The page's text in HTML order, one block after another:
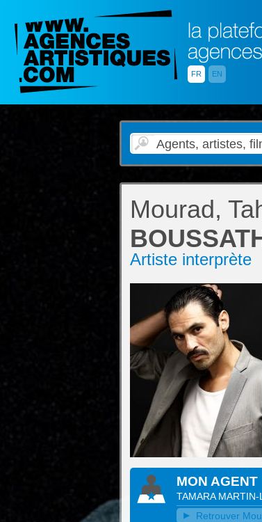
FR EN
Mourad,
Artiste interprète
MON AGENT
TAMARA MARTIN-
Retrouver